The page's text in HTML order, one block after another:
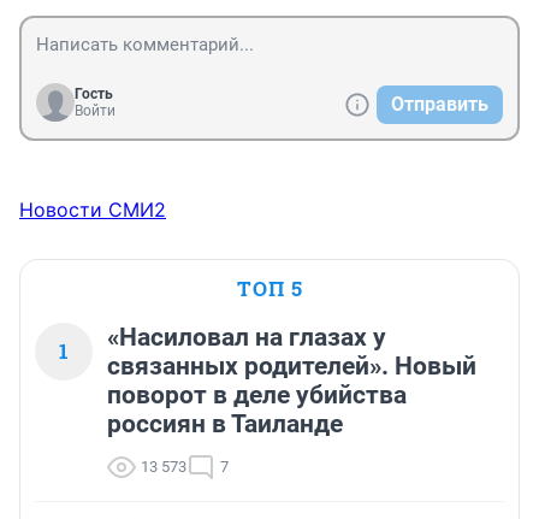
Гость
Войти
Отправить
Новости СМИ2
ТОП 5
1
«Насиловал на глазах у
связанных родителей». Новый
поворот в деле убийства
россиян в Таиланде
13 573 7